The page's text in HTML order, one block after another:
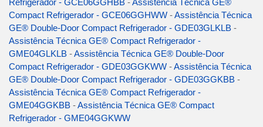
Refrigerador - GCE06GGHBB -Assistência Técnica GE®
Compact Refrigerador - GCE06GGHWW -Assistência Técnica
GE® Double-Door Compact Refrigerador - GDE03GLKLB -
Assistência Técnica GE® Compact Refrigerador -
GME04GLKLB -Assistência Técnica GE® Double-Door
Compact Refrigerador - GDE03GGKWW -Assistência Técnica
GE® Double-Door Compact Refrigerador - GDE03GGKBB -
Assistência Técnica GE® Compact Refrigerador -
GME04GGKBB -Assistência Técnica GE® Compact
Refrigerador - GME04GGKWW